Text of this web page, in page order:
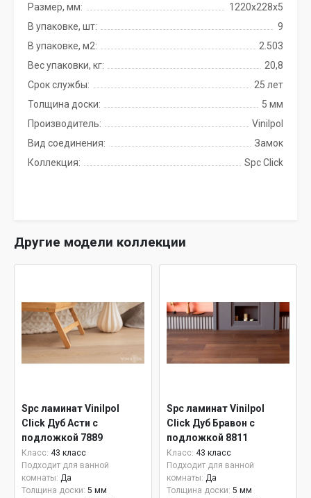
Размер, мм:
1220х228х5
В упаковке, шт:
9
В упаковке, м2:
2.503
Вес упаковки, кг:
20,8
Срок службы:
25 лет
Толщина доски:
5 мм
Производитель:
Vinilpol
Вид соединения:
Замок
Коллекция:
Spc Click
Другие модели коллекции
Spc ламинат Vinilpol
Click Дуб Асти с
подложкой 7889
Класс: 43 класс
Подходит для ванной
комнаты: Да
Толщина доски: 5 мм
Spc ламинат Vinilpol
Click Дуб Бравон с
подложкой 8811
Класс: 43 класс
Подходит для ванной
комнаты: Да
Толщина доски: 5 мм